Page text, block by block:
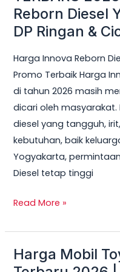
Reborn Diesel
DP Ringan &
Harga Innova Reborn
Promo Terbaik Harga
di tahun 2026 masih
dicari oleh masyarakat.
diesel yang tangguh,
kebutuhan, baik
Yogyakarta,
Diesel tetap tinggi
Cicilan
6
Read More »
Harga Mobil
Harga
Mobil